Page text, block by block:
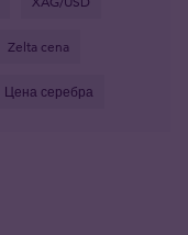
Zelta cena
Цена серебра